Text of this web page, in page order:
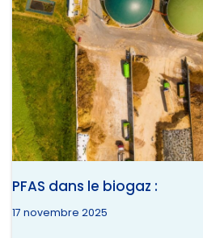
PFAS dans le biogaz :
17 novembre 2025